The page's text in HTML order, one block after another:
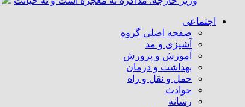
اجتماعی
صفحه اصلی گروه
آشپزی و مد
آموزش و پرورش
بهداشت و درمان
حمل و نقل و راه
حوادث
رسانه